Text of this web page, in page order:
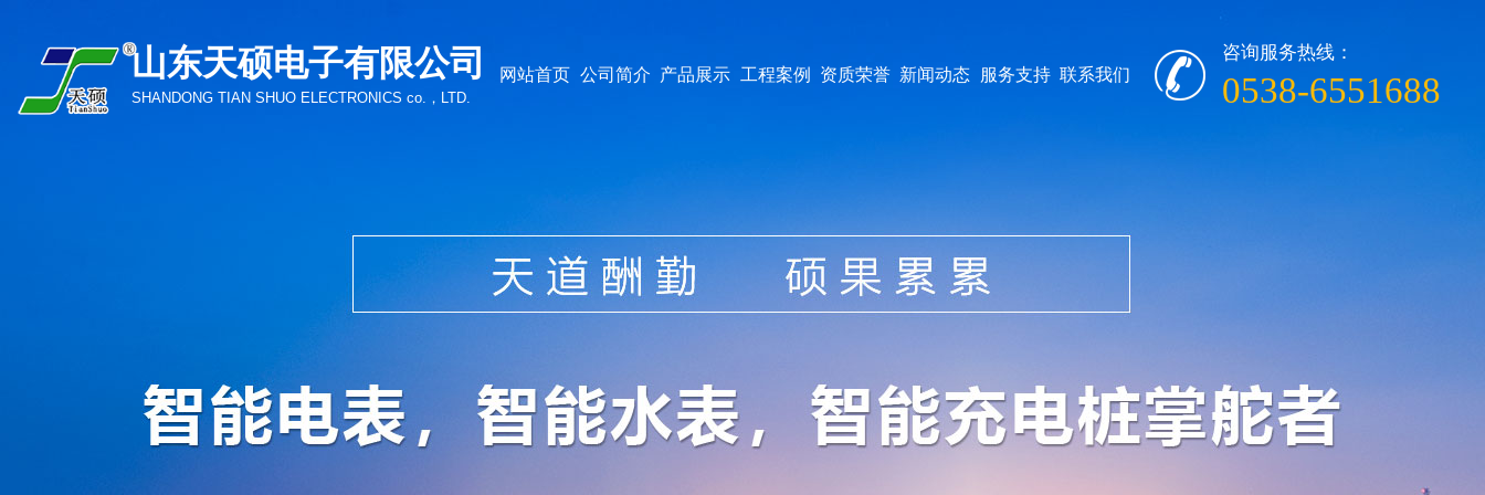
山东天硕电子有限公司
SHANDONG TIAN SHUO ELECTRONICS co.，LTD.
网站首页 公司简介 产品展示 工程案例 资质荣誉 新闻动态 服务支持 联系我们
咨询服务热线：
0538-6551688